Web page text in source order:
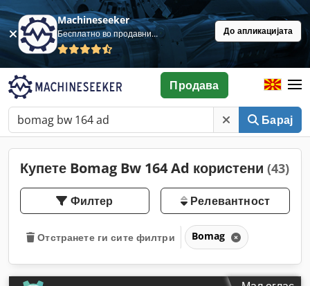
Machineseeker
Бесплатно во продавница До апликацијата
Барај
Продава
Купете Bomag Bw 164 Ad користени (43)
Филтер Релевантност
Отстранете ги сите филтри Bomag